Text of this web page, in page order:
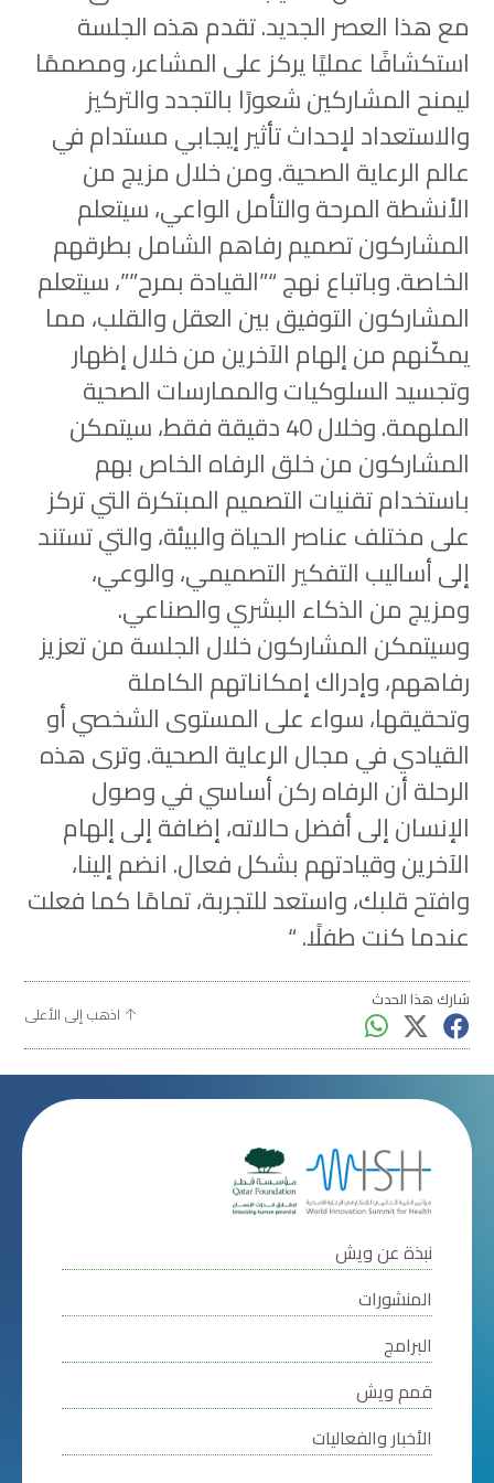
مع هذا العصر الجديد. تقدم هذه الجلسة
استكشافًا عمليًا يركز على المشاعر، ومصممًا
ليمنح المشاركين شعورًا بالتجدد والتركيز
والاستعداد لإحداث تأثير إيجابي مستدام في
عالم الرعاية الصحية. ومن خلال مزيج من
الأنشطة المرحة والتأمل الواعي، سيتعلم
المشاركون تصميم رفاهم الشامل بطرقهم
الخاصة. وباتباع نهج “”القيادة بمرح””، سيتعلم
المشاركون التوفيق بين العقل والقلب، مما
يمكّنهم من إلهام الآخرين من خلال إظهار
وتجسيد السلوكيات والممارسات الصحية
الملهمة. وخلال 40 دقيقة فقط، سيتمكن
المشاركون من خلق الرفاه الخاص بهم
باستخدام تقنيات التصميم المبتكرة التي تركز
على مختلف عناصر الحياة والبيئة، والتي تستند
إلى أساليب التفكير التصميمي، والوعي،
ومزيج من الذكاء البشري والصناعي.
وسيتمكن المشاركون خلال الجلسة من تعزيز
رفاههم، وإدراك إمكاناتهم الكاملة
وتحقيقها، سواء على المستوى الشخصي أو
القيادي في مجال الرعاية الصحية. وترى هذه
الرحلة أن الرفاه ركن أساسي في وصول
الإنسان إلى أفضل حالاته، إضافة إلى إلهام
الآخرين وقيادتهم بشكل فعال. انضم إلينا،
وافتح قلبك، واستعد للتجربة، تمامًا كما فعلت
عندما كنت طفلًا. “
شارك هذا الحدث
اذهب إلى الأعلى
نبذة عن ويش
المنشورات
البرامج
قمم ويش
الأخبار والفعاليات